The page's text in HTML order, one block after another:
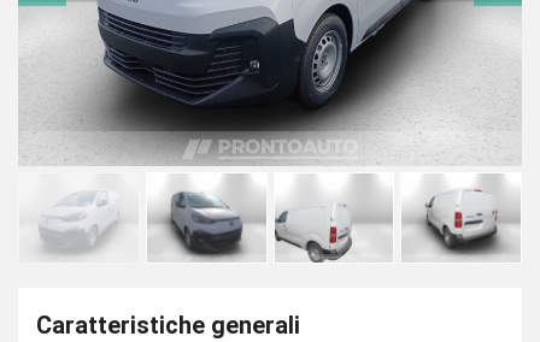
Caratteristiche generali